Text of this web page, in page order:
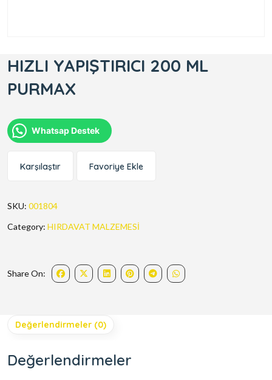
HIZLI YAPIŞTIRICI 200 ML
PURMAX
Whatsap Destek
Karşılaştır Favoriye Ekle
SKU: 001804
Category: HIRDAVAT MALZEMESİ
Share On:
Değerlendirmeler (0)
Değerlendirmeler